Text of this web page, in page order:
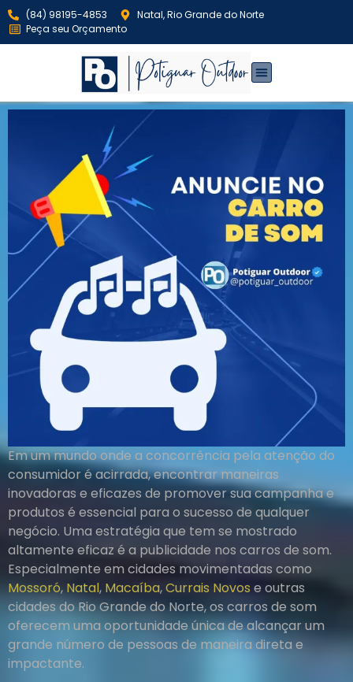
(84) 98195-4853
Natal, Rio Grande do Norte
Peça seu Orçamento
Em um mundo onde a concorrência pela atenção do
consumidor é acirrada, encontrar maneiras
inovadoras e eficazes de promover sua campanha e
produtos é essencial para o sucesso de qualquer
negócio. Uma estratégia que tem se mostrado
altamente eficaz é a publicidade nos carros de som.
Especialmente em cidades movimentadas como
Mossoró, Natal, Macaíba,Currais Novose outras
cidades do Rio Grande do Norte, os carros de som
oferecem uma oportunidade única de alcançar um
grande número de pessoas de maneira direta e
impactante.